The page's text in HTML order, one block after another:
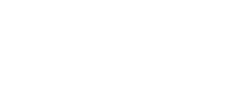
시뮬레이터의 활약, 앞으로도 많은
에서 열분해해 얻은 재생 소재인데요.
것이랍니다. 이번 변화가 특히 더 중요